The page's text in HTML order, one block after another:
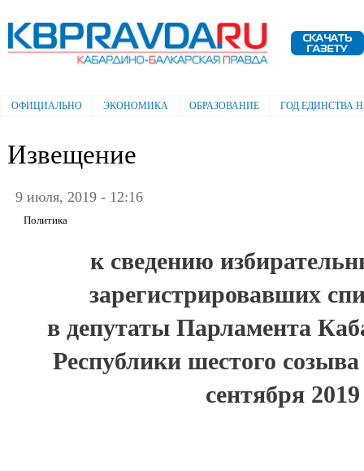
Электронная газета "Кабардино-
Балкарская правда"
Главное меню
ОФИЦИАЛЬНО ЭКОНОМИКА ОБРАЗОВАНИЕ ГОД ЕДИНСТВА
Извещение
9 июля, 2019 - 12:16
Политика
к сведению
зарегистрировавших
в депутаты Парламента
Республики шестого
сентября